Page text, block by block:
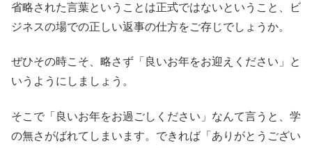
省略された言葉ということは正式ではないということ、ビ
ジネスの場での正しい返事の仕方をご存じでしょうか。
ぜひその時こそ、略さず「良いお年をお迎えください」と
いうようにしましょう。
そこで「良いお年をお過ごしください」なんて言うと、学
の無さがばれてしまいます。できれば「ありがとうござい